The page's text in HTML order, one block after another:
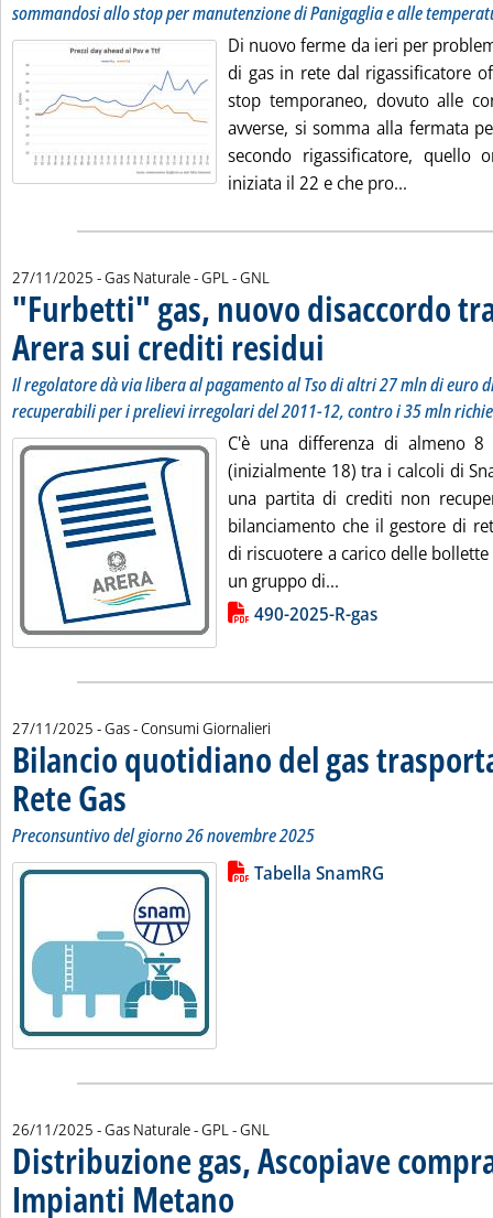
sommandosi allo stop per manutenzione di Panigaglia e alle
Di nuovo ferme da ieri per
di gas in rete dal rigassificatore
stop temporaneo, dovuto alle
avverse, si somma alla fermata
secondo rigassificatore, quello
iniziata il 22 e che pro...
27/11/2025 - Gas Naturale - GPL - GNL
"Furbetti" gas, nuovo disaccordo
Arera sui crediti residui
Il regolatore dà via libera al pagamento al Tso di altri 27 mln di euro
recuperabili per i prelievi irregolari del 2011-12, contro i 35 mln
C'è una differenza di almeno
(inizialmente 18) tra i calcoli di
una partita di crediti non
bilanciamento che il gestore di
di riscuotere a carico delle
un gruppo di...
Lista allegati PDF alla notizia490-2025-R-gas
27/11/2025 - Gas - Consumi Giornalieri
Bilancio quotidiano del gas
Rete Gas . Sottotitolo: Preconsuntivo del giorno 26 novembre 2025
. Pubblicata giovedì 27 novembre 2025 alle 12.16.
Preconsuntivo del giorno 26 novembre 2025
Leggi tutta la notizia: 'Bilancio
Lista allegati PDF alla notiziaTabella SnamRG
26/11/2025 - Gas Naturale - GPL - GNL
Distribuzione gas, Ascopiave
Impianti Metano . Sottotitolo: Con 113mila utenti in quaranta
. Pubblicata mercoledì 26 novembre 2025 alle